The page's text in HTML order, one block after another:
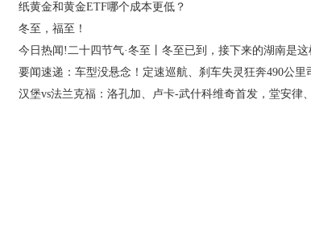
纸黄金和黄金ETF哪个成本更低？
冬至，福至！